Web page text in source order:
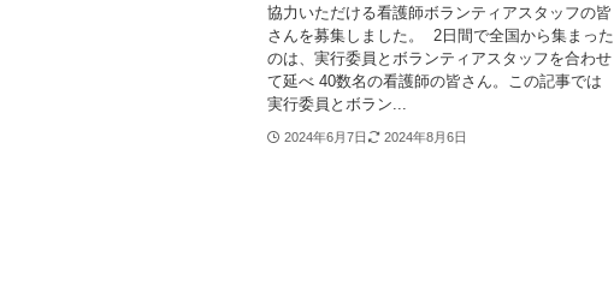
協力いただける看護師ボランティアスタッフの皆
さんを募集しました。 2日間で全国から集まった
のは、実行委員とボランティアスタッフを合わせ
て延べ 40数名の看護師の皆さん。この記事では
実行委員とボラン...
2024年6月7日 2024年8月6日